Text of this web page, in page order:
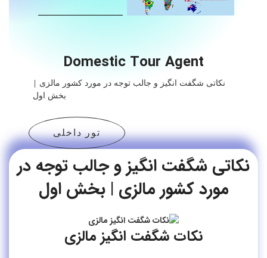
Domestic Tour Agent
نکاتی شگفت انگیز و جالب توجه در مورد کشور مالزی |
بخش اول
تور داخلی
نکاتی شگفت انگیز و جالب توجه در
مورد کشور مالزی | بخش اول
نکات شگفت انگیز مالزی